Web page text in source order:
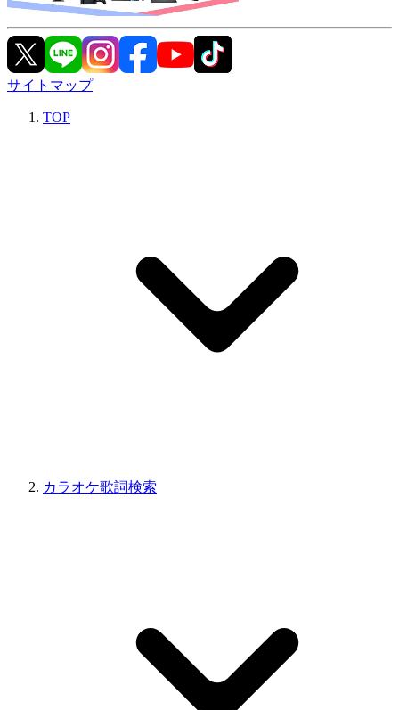
サイトマップ
TOP
カラオケ歌詞検索